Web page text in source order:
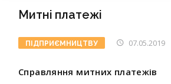
Митні платежі
ПІДПРИЄМНИЦТВУ 07.05.2019
Справляння митних платежів